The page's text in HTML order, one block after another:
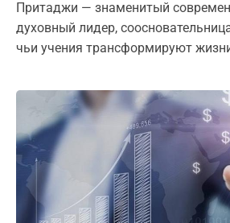
Притаджи — знаменитый
духовный лидер,
чьи учения трансформируют